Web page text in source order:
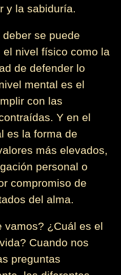
y la sabiduría.
se puede
el nivel físico como la
de defender lo
mental es el
con las
Y en el
es la forma de
más elevados,
personal o
compromiso de
del alma.
¿Cuál es el
Cuando nos
preguntas